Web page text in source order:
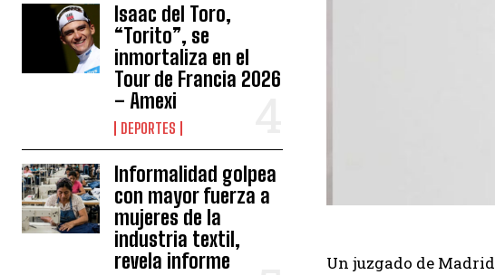
Isaac del Toro,
“Torito”, se
inmortaliza en el
Tour de Francia 2026
– Amexi
DEPORTES
Informalidad golpea
con mayor fuerza a
mujeres de la
industria textil,
revela informe
Un juzgado de Madrid